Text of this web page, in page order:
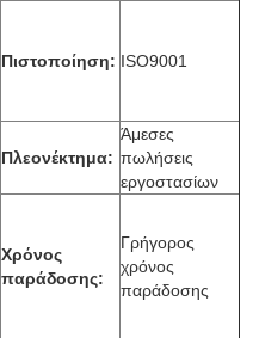
Πιστοποίηση: ISO9001
Πλεονέκτημα:
Άμεσες
πωλήσεις
εργοστασίων
Χρόνος
παράδοσης:
Γρήγορος
χρόνος
παράδοσης